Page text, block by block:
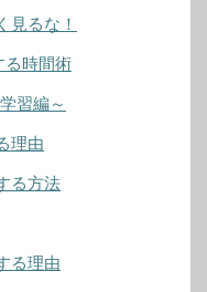
見るな！
る時間術
習編～
理由
る方法
る理由